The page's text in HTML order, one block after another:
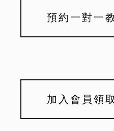
預約一對一
加入會員領